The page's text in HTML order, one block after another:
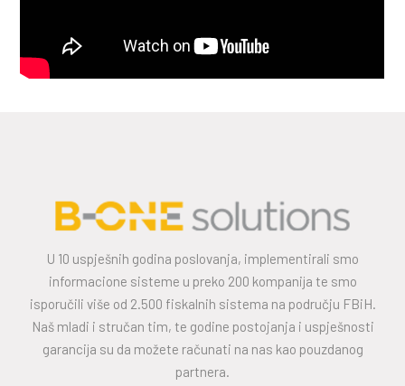
U 10 uspješnih godina poslovanja, implementirali smo
informacione sisteme u preko 200 kompanija te smo
isporučili više od 2.500 fiskalnih sistema na području FBiH.
Naš mladi i stručan tim, te godine postojanja i uspješnosti
garancija su da možete računati na nas kao pouzdanog
partnera.